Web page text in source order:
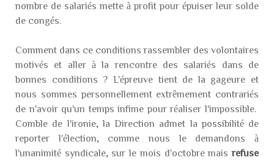
nombre de salariés mette à profit pour épuiser leur solde
de congés.
Comment dans ce conditions rassembler des volontaires
motivés et aller à la rencontre des salariés dans de
bonnes conditions ? L'épreuve tient de la gageure et
nous sommes personnellement extrêmement contrariés
de n'avoir qu'un temps infime pour réaliser l'impossible.
Comble de l'ironie, la Direction admet la possibilité de
reporter l'élection, comme nous le demandons à
l'unanimité syndicale, sur le mois d'octobre maisrefuse